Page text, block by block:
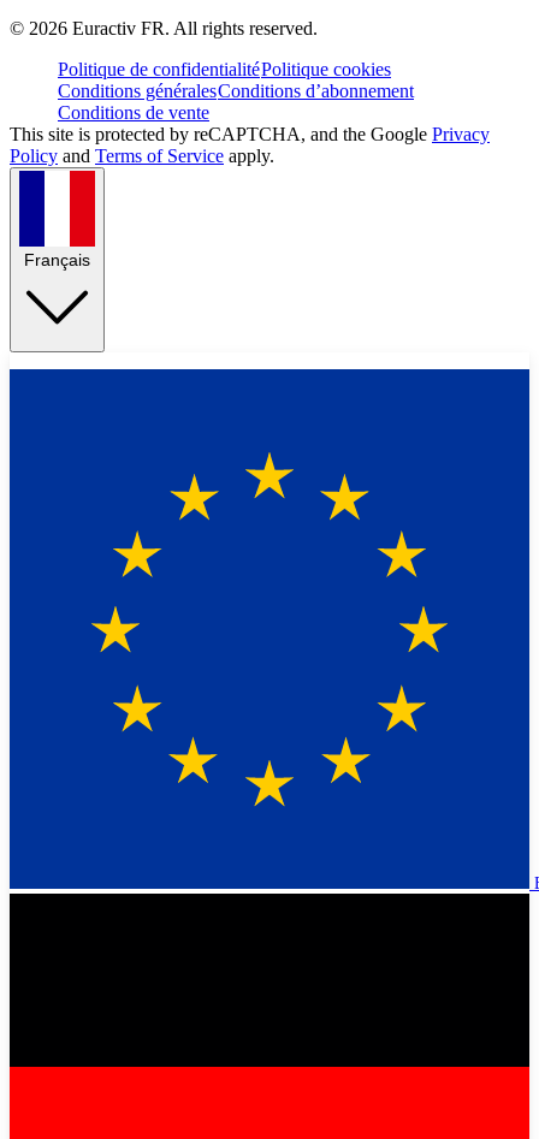
© 2026 Euractiv FR. All rights reserved.
Politique de confidentialitéPolitique cookies
Conditions généralesConditions d’abonnement
Conditions de vente
This site is protected by reCAPTCHA, and the Google Privacy
Policy and Terms of Service apply.
Français